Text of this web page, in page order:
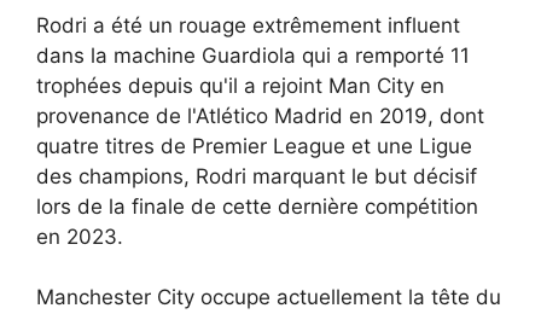
Rodri a été un rouage extrêmement influent
dans la machine Guardiola qui a remporté 11
trophées depuis qu'il a rejoint Man City en
provenance de l'Atlético Madrid en 2019, dont
quatre titres de Premier League et une Ligue
des champions, Rodri marquant le but décisif
lors de la finale de cette dernière compétition
en 2023.
Manchester City occupe actuellement la tête du